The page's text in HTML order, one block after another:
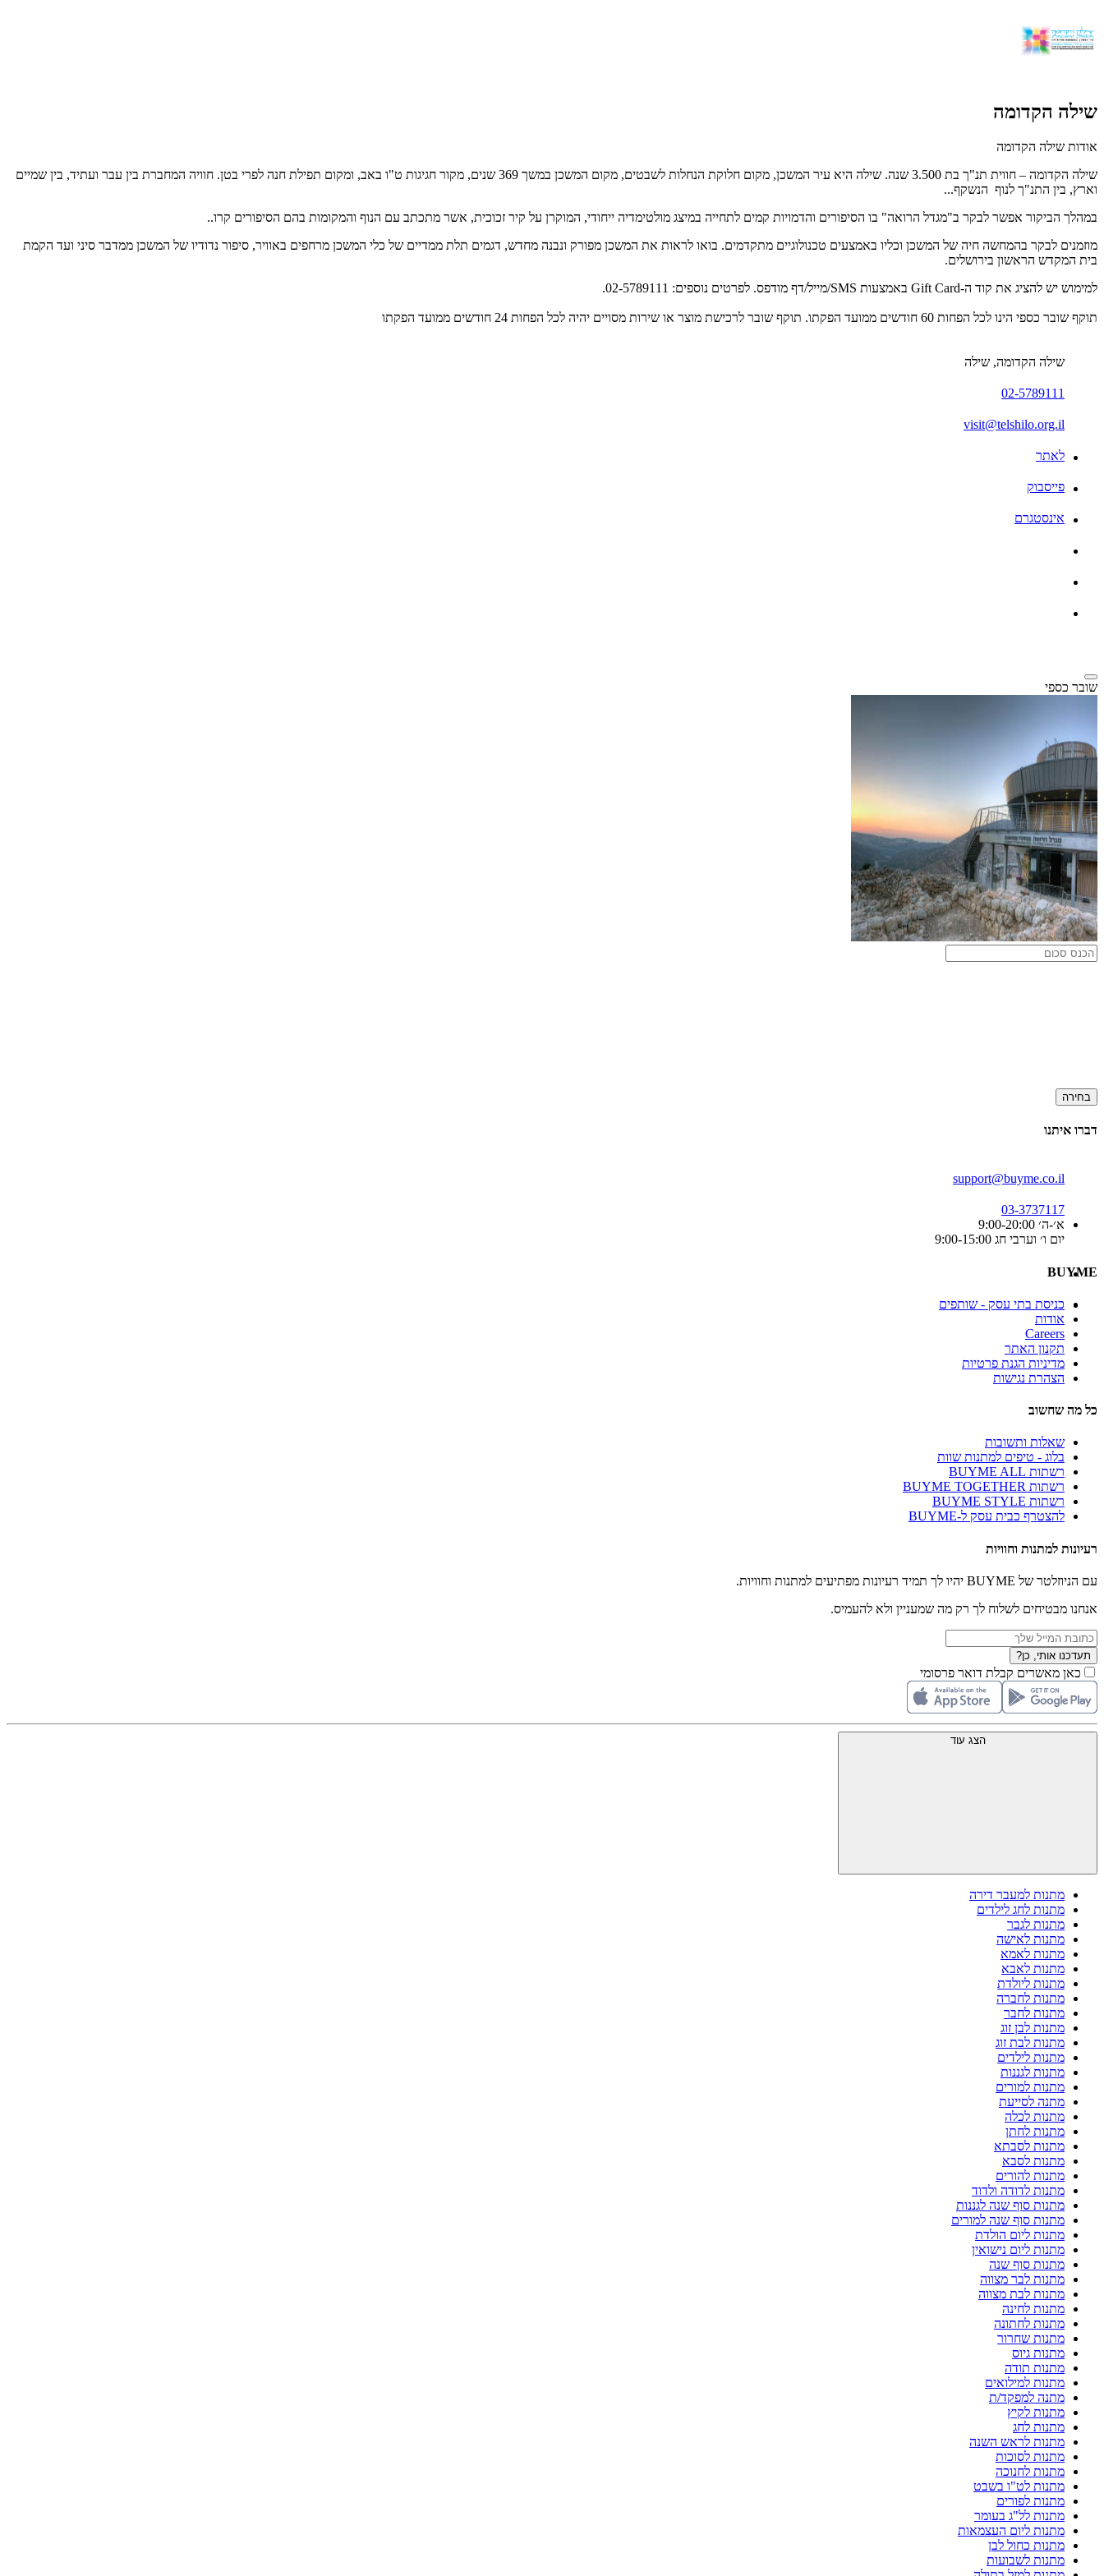
שילה הקדומה
אודות שילה הקדומה
שילה הקדומה – חווית תנ"ך בת 3.500 שנה. שילה היא עיר המשכן, מקום חלוקת הנחלות לשבטים, מקום המשכן במשך 369 שנים, מקור חגיגות ט"ו באב, ומקום תפילת חנה לפרי בטן. חוויה המחברת בין עבר ועתיד, בין שמיים
וארץ, בין התנ"ך לנוף הנשקף...
במהלך הביקור אפשר לבקר ב"מגדל הרואה" בו הסיפורים והדמויות קמים לתחייה במיצג מולטימדיה ייחודי, המוקרן על קיר זכוכית, אשר מתכתב עם הנוף והמקומות בהם הסיפורים קרו..
מוזמנים לבקר בהמחשה חיה של המשכן וכליו באמצעים טכנולוגיים מתקדמים. בואו לראות את המשכן מפורק ונבנה מחדש, דגמים תלת ממדיים של כלי המשכן מרחפים באוויר, סיפור נדודיו של המשכן ממדבר סיני ועד הקמת
בית המקדש הראשון בירושלים.
למימוש יש להציג את קוד ה-Gift Card באמצעות SMS/מייל/דף מודפס. לפרטים נוספים: 02-5789111.
תוקף שובר כספי הינו לכל הפחות 60 חודשים ממועד הפקתו. תוקף שובר לרכישת מוצר או שירות מסויים יהיה לכל הפחות 24 חודשים ממועד הפקתו
שילה הקדומה, שילה
02-5789111
visit@telshilo.org.il
לאתר
פייסבוק
אינסטגרם
שובר כספי
בחירה
דברו איתנו
support@buyme.co.il
03-3737117
א׳-ה׳ 9:00-20:00
יום ו׳ וערבי חג 9:00-15:00
BUYME
כניסת בתי עסק - שותפים
אודות
Careers
תקנון האתר
מדיניות הגנת פרטיות
הצהרת נגישות
כל מה שחשוב
שאלות ותשובות
בלוג - טיפים למתנות שוות
רשתות BUYME ALL
רשתות BUYME TOGETHER
רשתות BUYME STYLE
להצטרף כבית עסק ל-BUYME
רעיונות למתנות וחוויות
עם הניוזלטר של BUYME יהיו לך תמיד רעיונות מפתיעים למתנות וחוויות.
אנחנו מבטיחים לשלוח לך רק מה שמעניין ולא להעמיס.
תעדכנו אותי, כן?
כאן מאשרים קבלת דואר פרסומי
הצג עוד
מתנות למעבר דירה
מתנות לחג לילדים
מתנות לגבר
מתנות לאישה
מתנות לאמא
מתנות לאבא
מתנות ליולדת
מתנות לחברה
מתנות לחבר
מתנות לבן זוג
מתנות לבת זוג
מתנות לילדים
מתנות לגננות
מתנות למורים
מתנה לסייעת
מתנות לכלה
מתנות לחתן
מתנות לסבתא
מתנות לסבא
מתנות להורים
מתנות לדודה ולדוד
מתנות סוף שנה לגננות
מתנות סוף שנה למורים
מתנות ליום הולדת
מתנות ליום נישואין
מתנות סוף שנה
מתנות לבר מצווה
מתנות לבת מצווה
מתנות לחינה
מתנות לחתונה
מתנות שחרור
מתנות גיוס
מתנות תודה
מתנות למילואים
מתנה למפקד/ת
מתנות לקיץ
מתנות לחג
מתנות לראש השנה
מתנות לסוכות
מתנות לחנוכה
מתנות לט"ו בשבט
מתנות לפורים
מתנות לל"ג בעומר
מתנות ליום העצמאות
מתנות כחול לבן
מתנות לשבועות